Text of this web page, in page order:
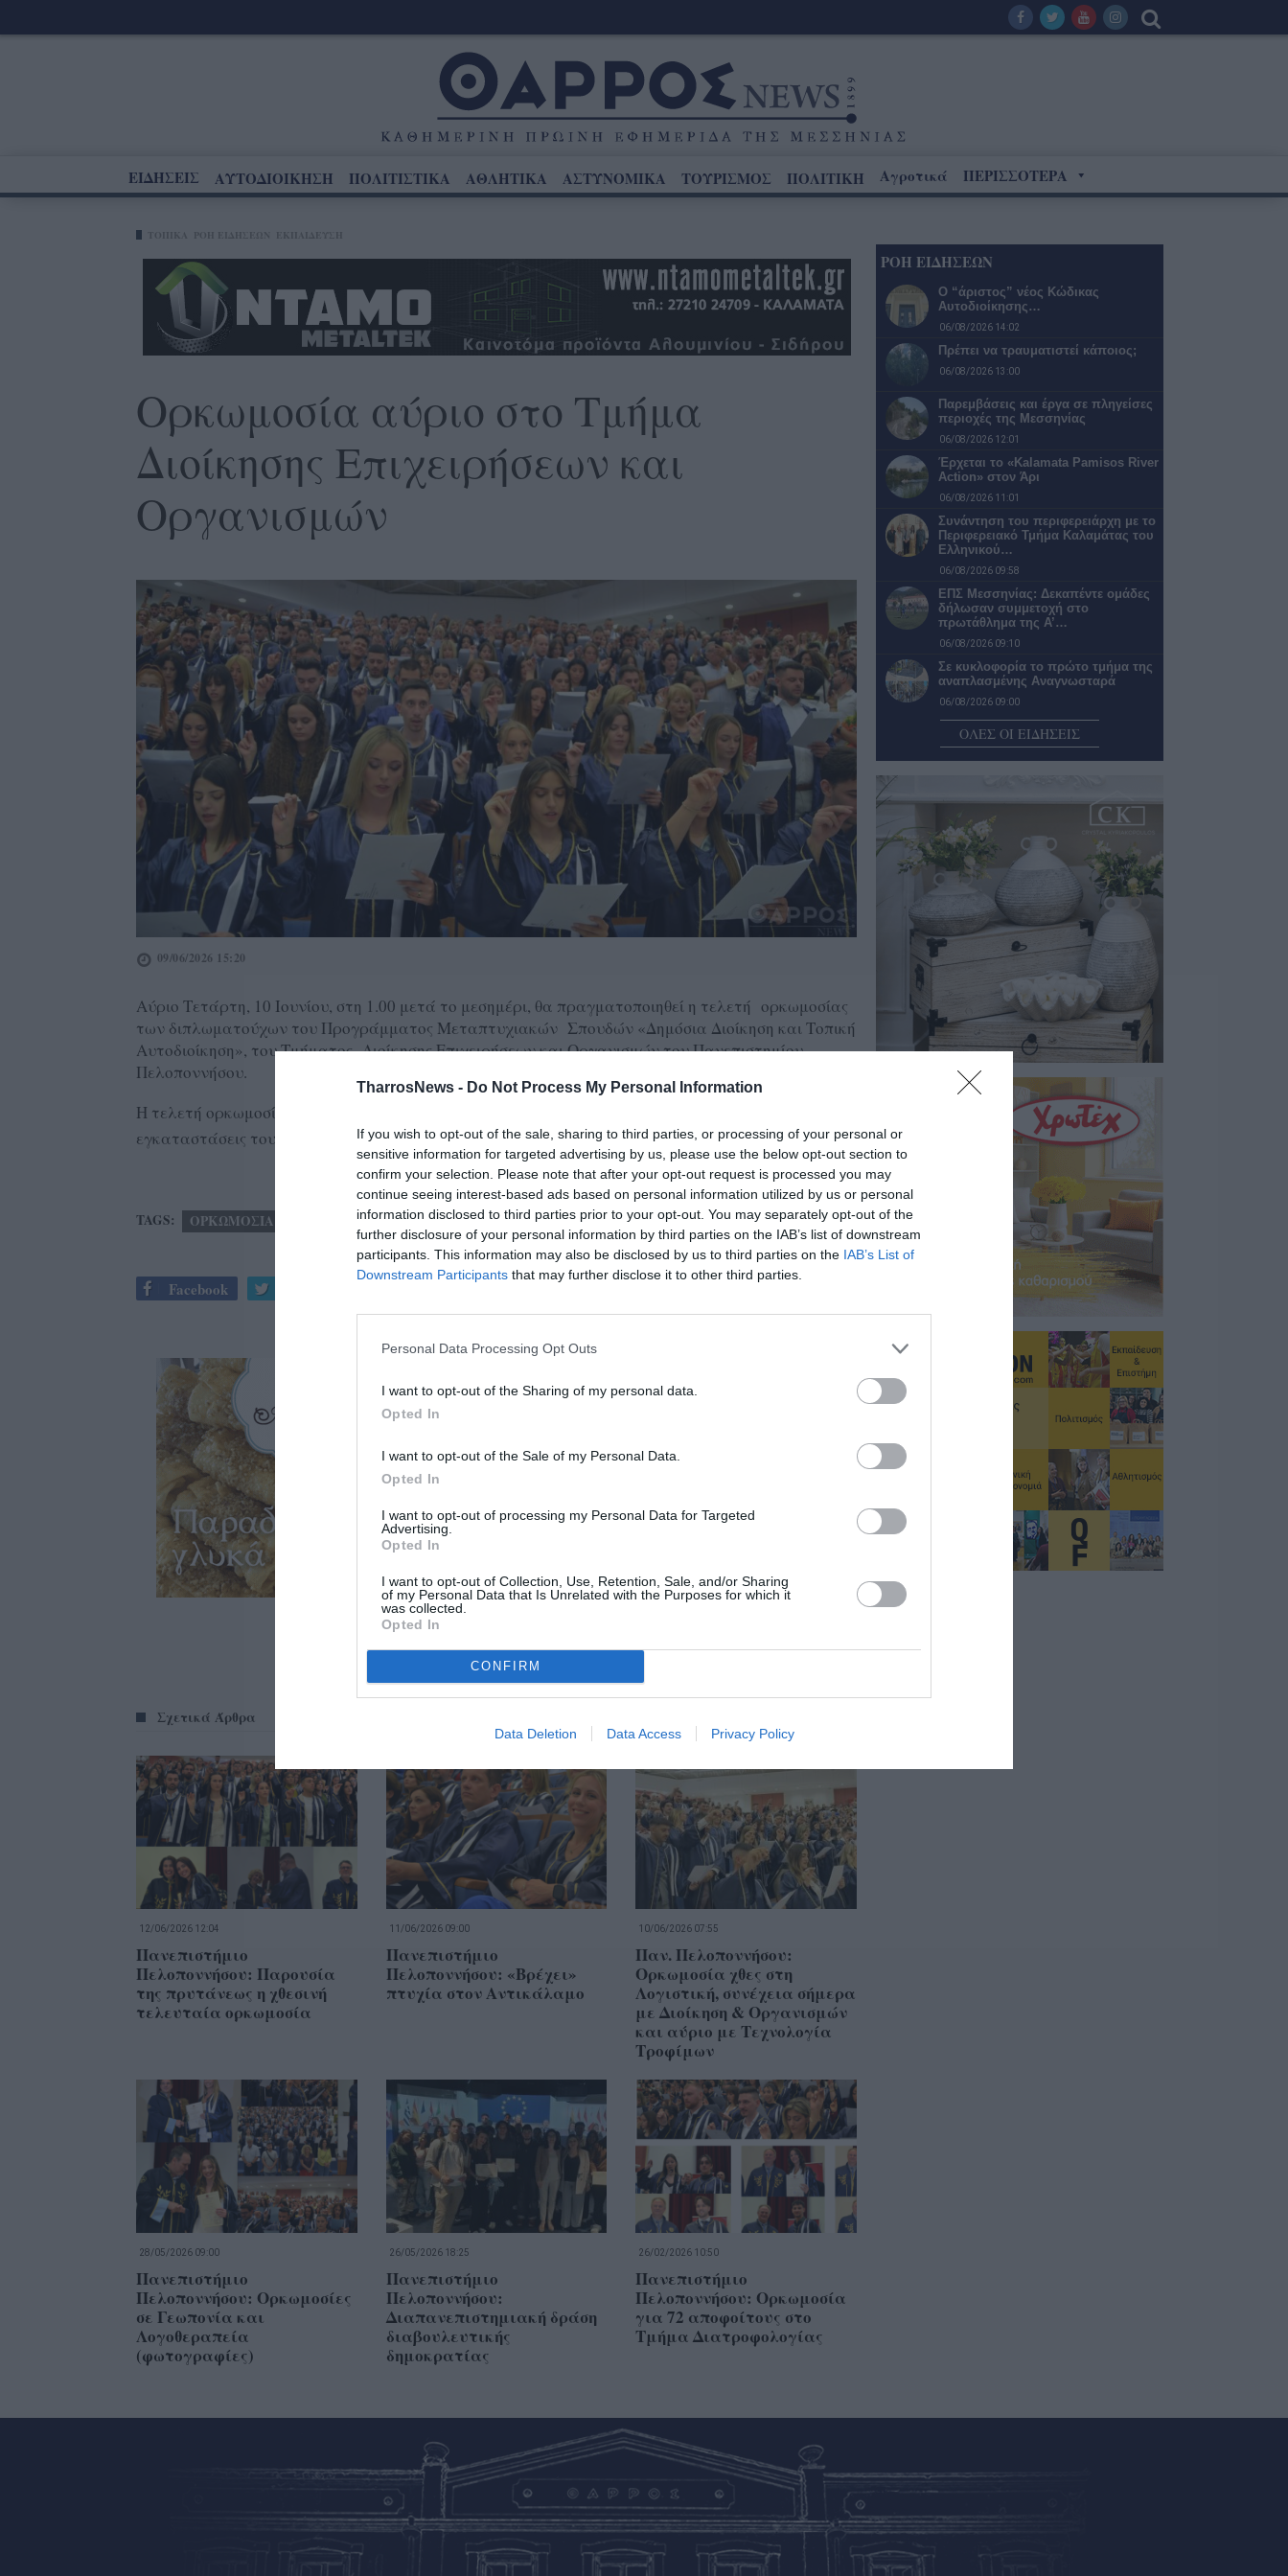
TharrosNews - Do Not Process My Personal Information
If you wish to opt-out of the sale, sharing to third parties, or processing of your personal or
sensitive information for targeted advertising by us, please use the below opt-out section to
confirm your selection. Please note that after your opt-out request is processed you may
continue seeing interest-based ads based on personal information utilized by us or personal
information disclosed to third parties prior to your opt-out. You may separately opt-out of the
further disclosure of your personal information by third parties on the IAB’s list of downstream
participants. This information may also be disclosed by us to third parties on the IAB’s List of
Downstream Participants that may further disclose it to other third parties.
Personal Data Processing Opt Outs
I want to opt-out of the Sharing of my personal data.
Opted In
I want to opt-out of the Sale of my Personal Data.
Opted In
I want to opt-out of processing my Personal Data for Targeted
Advertising.
Opted In
I want to opt-out of Collection, Use, Retention, Sale, and/or Sharing
of my Personal Data that Is Unrelated with the Purposes for which it
was collected.
Opted In
CONFIRM
Data Deletion Data Access Privacy Policy
ΕΙΔΗΣΕΙΣ ΑΥΤΟΔΙΟΙΚΗΣΗ ΠΟΛΙΤΙΣΤΙΚΑ ΑΘΛΗΤΙΚΑ ΑΣΤΥΝΟΜΙΚΑ ΤΟΥΡΙΣΜΟΣ ΠΟΛΙΤΙΚΗ Αγροτικά ΠΕΡΙΣΣΟΤΕΡΑ
Ορκωμοσία αύριο στο Τμήμα
Διοίκησης Επιχειρήσεων και
Οργανισμών
09/06/2026 15:20
Αύριο Τετάρτη, 10 Ιουνίου, στη 1.00 μετά το μεσημέρι, θα πραγματοποιηθεί η τελετή ορκωμοσίας
των διπλωματούχων του Προγράμματος Μεταπτυχιακών Σπουδών «Δημόσια Διοίκηση και Τοπική
Αυτοδιοίκηση», του Τμήματος Διοίκησης Επιχειρήσεων και Οργανισμών του Πανεπιστημίου
Πελοποννήσου.
Η τελετή ορκωμοσίας θα λάβει χώρα στο Κεντρικό Αμφιθέατρο, στο νέο κτήριο, στις
εγκαταστάσεις του Πανεπιστημίου Πελοποννήσου στον Αντικάλαμο.
TAGS: ΟΡΚΩΜΟΣΙΑ ΤΜΗΜΑ ΔΙΟΙΚΗΣΗΣ ΕΠΙΧΕΙΡΉΣΕΩΝ ΚΑΙ ΟΡΓΑΝΙΣΜΩΝ
Facebook
Σχετικά Άρθρα
12/06/2026 12:04
Πανεπιστήμιο
Πελοποννήσου: Παρουσία
της πρυτάνεως η χθεσινή
τελευταία ορκωμοσία
11/06/2026 09:00
Πανεπιστήμιο
Πελοποννήσου: «Βρέχει»
πτυχία στον Αντικάλαμο
10/06/2026 07:55
Παν. Πελοποννήσου:
Ορκωμοσία χθες στη
Λογιστική, συνέχεια σήμερα
με Διοίκηση & Οργανισμών
και αύριο με Τεχνολογία
Τροφίμων
28/05/2026 09:00
Πανεπιστήμιο
Πελοποννήσου: Ορκωμοσίες
σε Γεωπονία και
Λογοθεραπεία
(φωτογραφίες)
26/05/2026 18:25
Πανεπιστήμιο
Πελοποννήσου:
Διαπανεπιστημιακή δράση
διαβουλευτικής
δημοκρατίας
26/02/2026 10:50
Πανεπιστήμιο
Πελοποννήσου: Ορκωμοσία
για 72 αποφοίτους στο
Τμήμα Διατροφολογίας
ΡΟΗ ΕΙΔΗΣΕΩΝ
Ο “άριστος” νέος Κώδικας
Αυτοδιοίκησης…
06/08/2026 14:02
Πρέπει να τραυματιστεί κάποιος;
06/08/2026 13:00
Παρεμβάσεις και έργα σε πληγείσες
περιοχές της Μεσσηνίας
06/08/2026 12:01
Έρχεται το «Kalamata Pamisos River
Action» στον Άρι
06/08/2026 11:01
Συνάντηση του περιφερειάρχη με το
Περιφερειακό Τμήμα Καλαμάτας του
Ελληνικού…
06/08/2026 09:58
ΕΠΣ Μεσσηνίας: Δεκαπέντε ομάδες
δήλωσαν συμμετοχή στο
πρωτάθλημα της Α’…
06/08/2026 09:10
Σε κυκλοφορία το πρώτο τμήμα της
αναπλασμένης Αναγνωσταρά
06/08/2026 09:00
Επίσημη ανακοίνωση της
Καλαμάτας για τον Πολωνό
Πανηγυρίζει η Ιερά Μονή
06/08/2026 08:12
ΟΛΕΣ ΟΙ ΕΙΔΗΣΕΙΣ